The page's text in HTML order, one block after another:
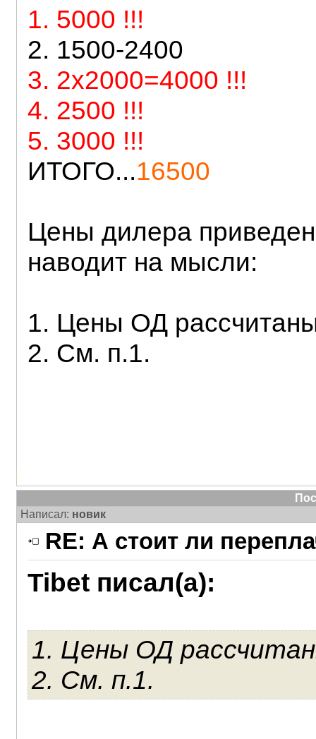
1. 5000 !!!
2. 1500-2400
3. 2х2000=4000 !!!
4. 2500 !!!
5. 3000 !!!
ИТОГО...16500
Цены дилера
наводит на мысли:
1. Цены ОД
2. См. п.1.
Написал: новик
RE: А стоит ли
Tibet писал(а):
1. Цены ОД
2. См. п.1.